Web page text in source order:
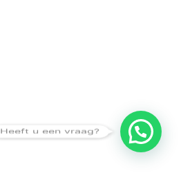
Heeft u een vraag?